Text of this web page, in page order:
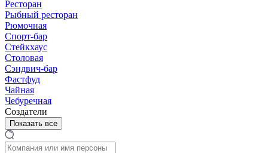
Ресторан
Рыбный ресторан
Рюмочная
Спорт-бар
Стейкхаус
Столовая
Сэндвич-бар
Фастфуд
Чайная
Чебуречная
Создатели
Показать все